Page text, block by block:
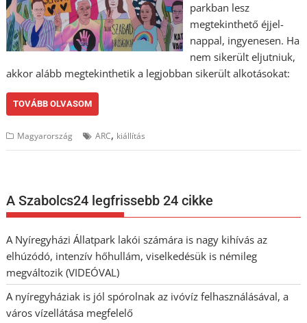
parkban lesz
megtekinthető éjjel-
nappal, ingyenesen. Ha
nem sikerült eljutniuk,
akkor alább megtekinthetik a legjobban sikerült alkotásokat:
TOVÁBB OLVASOM
Magyarország ARC, kiállítás
A Szabolcs24 legfrissebb 24 cikke
A Nyíregyházi Állatpark lakói számára is nagy kihívás az
elhúzódó, intenzív hőhullám, viselkedésük is némileg
megváltozik (VIDEÓVAL)
A nyíregyháziak is jól spórolnak az ivóvíz felhasználásával, a
város vízellátása megfelelő